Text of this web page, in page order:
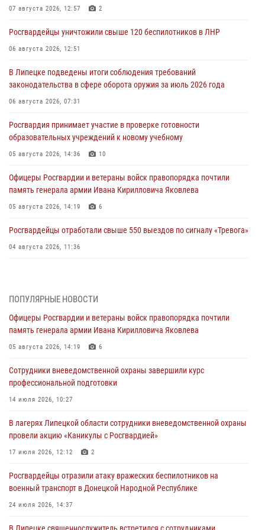
07 августа 2026, 12:57 2
Росгвардейцы уничтожили свыше 120 беспилотников в ЛНР
06 августа 2026, 12:51
В Липецке подведены итоги соблюдения требований
законодательства в сфере оборота оружия за июль 2026 года
06 августа 2026, 07:31
Росгвардия принимает участие в проверке готовности
образовательных учреждений к новому учебному
05 августа 2026, 14:36 10
Офицеры Росгвардии и ветераны войск правопорядка почтили
память генерала армии Ивана Кирилловича Яковлева
05 августа 2026, 14:19 6
Росгвардейцы отработали свыше 550 выездов по сигналу «Тревога»
04 августа 2026, 11:36
04 августа 2026, 09:05
Росгвардия обеспечила безопасность граждан на праздновании
Дня ВДВ в Липецке
03 августа 2026, 13:43
Росгвардейцы обеспечили безопасность граждан в День Лев-
Толстовского района
03 августа 2026, 13:41
Росгвардия противодействует БПЛА ВСУ на южном направлении
(видео)
03 августа 2026, 13:39
ПОПУЛЯРНЫЕ НОВОСТИ
Офицеры Росгвардии и ветераны войск правопорядка почтили
память генерала армии Ивана Кирилловича Яковлева
05 августа 2026, 14:19 6
Сотрудники вневедомственной охраны завершили курс
профессиональной подготовки
14 июля 2026, 10:27
В лагерях Липецкой области сотрудники вневедомственной охраны
провели акцию «Каникулы с Росгвардией»
17 июля 2026, 12:12 2
Росгвардейцы отразили атаку вражеских беспилотников на
военный транспорт в Донецкой Народной Республике
24 июля 2026, 14:37